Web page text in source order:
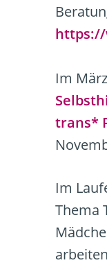
Im
trans*
Im
Thema